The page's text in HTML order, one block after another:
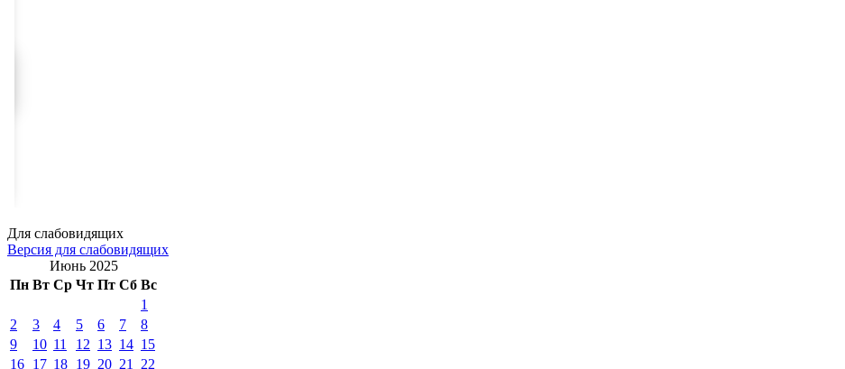
Для слабовидящих
Версия для слабовидящих
Июнь 2025
Пн Вт Ср Чт Пт Сб Вс
1
2
3 4 5 6 7
8
9
10 11 12 13 14 15
16 17 18 19 20 21 22